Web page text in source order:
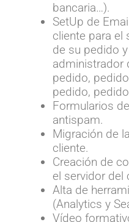
bancaria…).
SetUp de
cliente para el
de su pedido
administrador
pedido,
pedido,
Formularios
antispam.
Migración de
cliente.
Creación de
el servidor del
Alta de
(Analytics y
Vídeo